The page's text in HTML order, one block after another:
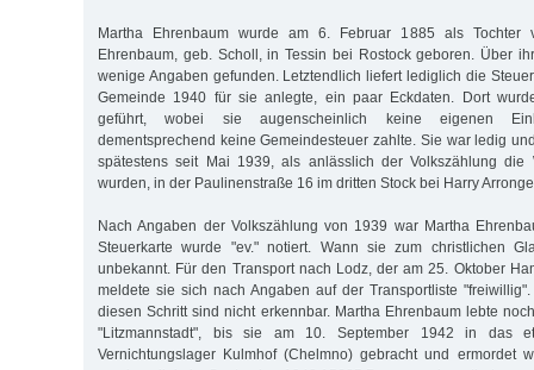
Martha Ehrenbaum wurde am 6. Februar 1885 als Tochter
Ehrenbaum, geb. Scholl, in Tessin bei Rostock geboren. Über
wenige Angaben gefunden. Letztendlich liefert lediglich die
Gemeinde 1940 für sie anlegte, ein paar Eckdaten. Dort
geführt, wobei sie augenscheinlich keine eigenen
dementsprechend keine Gemeindesteuer zahlte. Sie war ledig
spätestens seit Mai 1939, als anlässlich der Volkszählung die
wurden, in der Paulinenstraße 16 im dritten Stock bei Harry
Nach Angaben der Volkszählung von 1939 war Martha
Steuerkarte wurde "ev." notiert. Wann sie zum christlichen
unbekannt. Für den Transport nach Lodz, der am 25. Oktober
meldete sie sich nach Angaben auf der Transportliste
diesen Schritt sind nicht erkennbar. Martha Ehrenbaum lebte
"Litzmannstadt", bis sie am 10. September 1942 in das
Vernichtungslager Kulmhof (Chelmno) gebracht und ermordet